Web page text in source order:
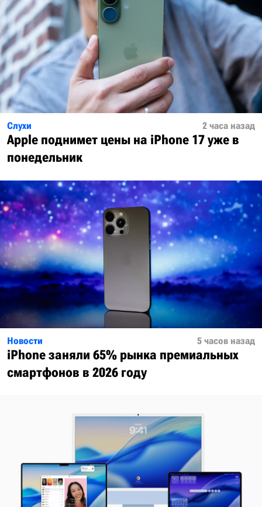
Слухи 2 часа назад
Apple поднимет цены на iPhone 17 уже в
понедельник
Новости 5 часов назад
iPhone заняли 65% рынка премиальных
смартфонов в 2026 году